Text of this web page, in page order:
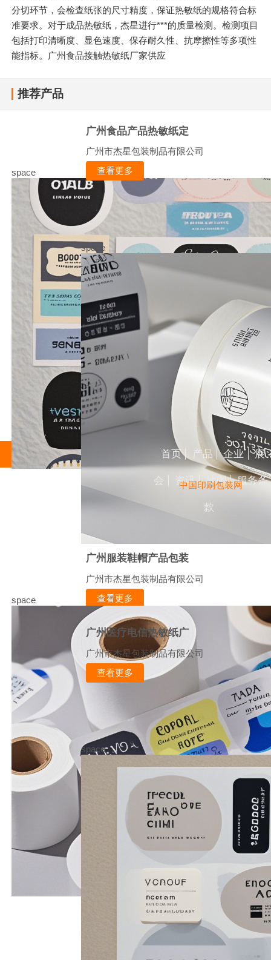
分切环节，会检查纸张的尺寸精度，保证热敏纸的规格符合标
准要求。对于成品热敏纸，杰星进行***的质量检测。检测项目
包括打印清晰度、显色速度、保存耐久性、抗摩擦性等多项性
能指标。广州食品接触热敏纸厂家供应
推荐产品
space
广州食品产品热敏纸定
广州市杰星包装制品有限公司
查看更多
space
广州服装鞋帽产品包装
广州市杰星包装制品有限公司
查看更多
space
广州医疗电信热敏纸广
广州市杰星包装制品有限公司
查看更多
space
首页 产品 企业 展
会 资讯 地图 服务条
款
中国印刷包装网